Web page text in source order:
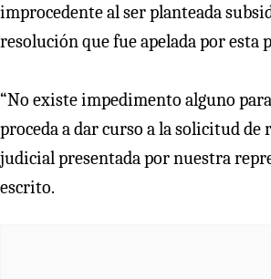
improcedente al ser planteada
resolución que fue apelada por esta
“No existe impedimento alguno
proceda a dar curso a la solicitud de
judicial presentada por nuestra
escrito.